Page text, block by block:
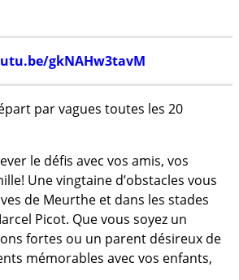
gkNAHw3tavM
par vagues toutes les 20
le défis avec vos amis, vos
Une vingtaine d’obstacles vous
de Meurthe et dans les stades
Picot. Que vous soyez un
fortes ou un parent désireux de
mémorables avec vos enfants,